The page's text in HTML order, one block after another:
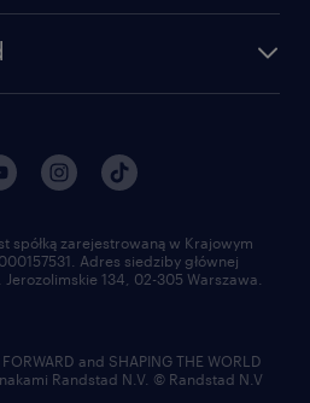
randstad
spółką zarejestrowaną w Krajowym
Adres siedziby głównej
134, 02-305 Warszawa.
FORWARD and SHAPING THE WORLD
Randstad N.V. © Randstad N.V